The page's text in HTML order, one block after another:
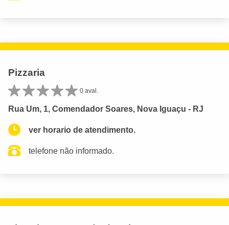
Pizzaria
0 aval.
Rua Um, 1, Comendador Soares, Nova Iguaçu - RJ
ver horario de atendimento.
telefone não informado.